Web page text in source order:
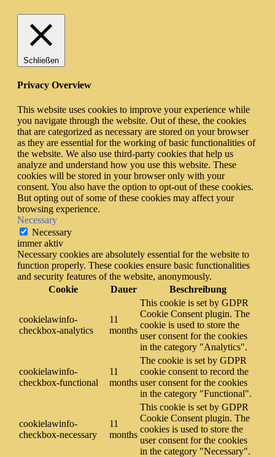
Schließen
Privacy Overview
This website uses cookies to improve your experience while
you navigate through the website. Out of these, the cookies
that are categorized as necessary are stored on your browser
as they are essential for the working of basic functionalities of
the website. We also use third-party cookies that help us
analyze and understand how you use this website. These
cookies will be stored in your browser only with your
consent. You also have the option to opt-out of these cookies.
But opting out of some of these cookies may affect your
browsing experience.
Necessary
Necessary
immer aktiv
Necessary cookies are absolutely essential for the website to
function properly. These cookies ensure basic functionalities
and security features of the website, anonymously.
Cookie
Dauer Beschreibung
cookielawinfo-
checkbox-analytics
11
months
This cookie is set by GDPR
Cookie Consent plugin. The
cookie is used to store the
user consent for the cookies
in the category "Analytics".
cookielawinfo-
checkbox-functional
11
months
The cookie is set by GDPR
cookie consent to record the
user consent for the cookies
in the category "Functional".
cookielawinfo-
checkbox-necessary
11
months
This cookie is set by GDPR
Cookie Consent plugin. The
cookies is used to store the
user consent for the cookies
in the category "Necessary".